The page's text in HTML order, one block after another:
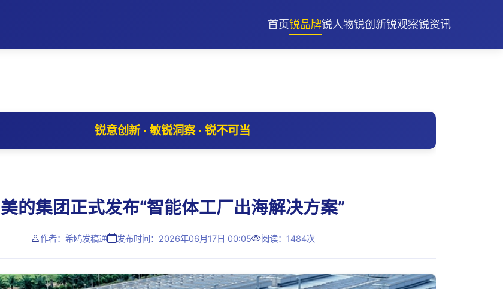
首页锐品牌锐人物锐创新锐观察锐资讯
锐意创新 · 敏锐洞察 · 锐不可当
美的集团正式发布“智能体工厂出海解决方案”
作者：希鸥发稿通 发布时间：2026年06月17日 00:05 阅读：1484次